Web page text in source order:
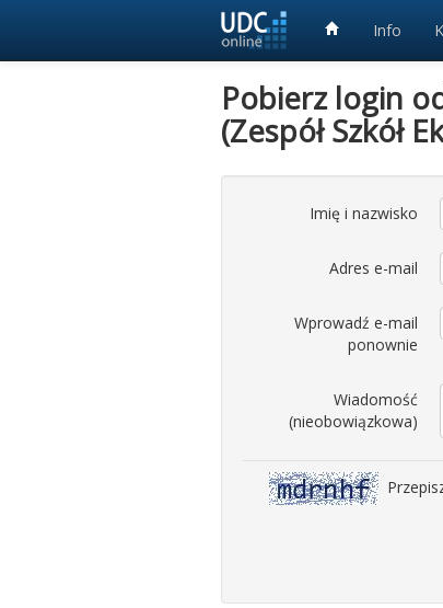
Info
Pobierz login
(Zespół Szkół
Imię i nazwisko
Adres e-mail
Wprowadź e-mail
ponownie
Wiadomość
(nieobowiązkowa)